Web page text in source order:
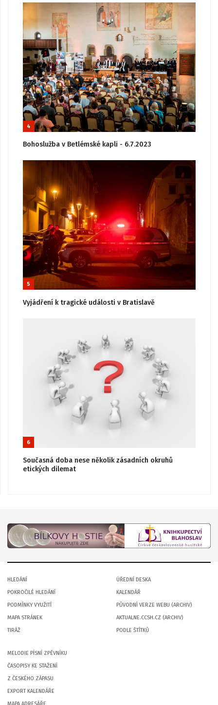
4
Bohoslužba v Betlémské kapli - 6.7.2023
5
Vyjádření k tragické události v Bratislavě
6
Současná doba nese několik zásadních okruhů
etických dilemat
HLEDÁNÍ
POKROČILÉ HLEDÁNÍ
PODMÍNKY VYUŽITÍ
MAPA STRÁNEK
TIRÁŽ
ÚŘEDNÍ DESKA
KALENDÁŘ
PŮVODNÍ VERZE WEBU (ARCHIV)
AKTUALNE.CCSH.CZ (ARCHIV)
PODLE ŠTÍTKŮ
MELODIE PÍSNÍ ZPĚVNÍKU
ČASOPISY KE STAŽENÍ
Z ČESKÉHO ZÁPASU
EXPORT KALENDÁŘE